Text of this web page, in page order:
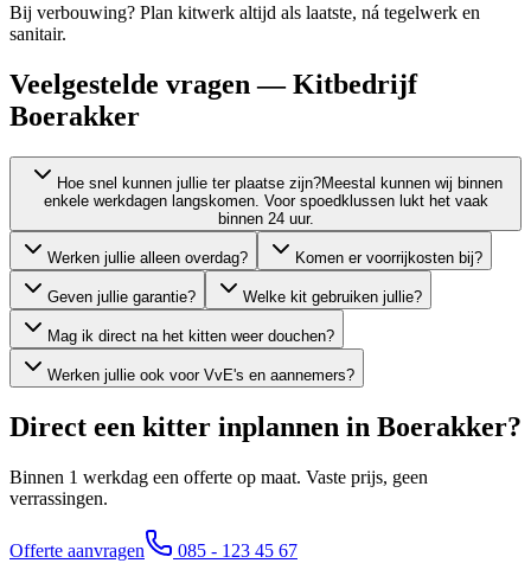
Bij verbouwing? Plan kitwerk altijd als laatste, ná tegelwerk en
sanitair.
Veelgestelde vragen — Kitbedrijf
Boerakker
Hoe snel kunnen jullie ter plaatse zijn?Meestal kunnen wij binnen
enkele werkdagen langskomen. Voor spoedklussen lukt het vaak
binnen 24 uur.
Werken jullie alleen overdag? Komen er voorrijkosten bij?
Geven jullie garantie? Welke kit gebruiken jullie?
Mag ik direct na het kitten weer douchen?
Werken jullie ook voor VvE's en aannemers?
Direct een kitter inplannen in Boerakker?
Binnen 1 werkdag een offerte op maat. Vaste prijs, geen
verrassingen.
Offerte aanvragen 085 - 123 45 67